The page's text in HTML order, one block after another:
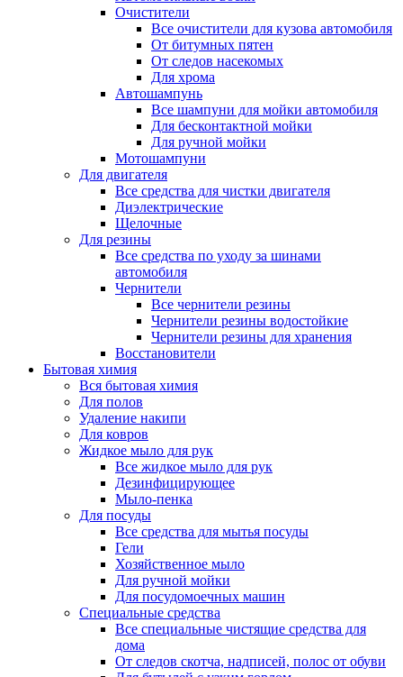
Очистители
Все очистители для кузова автомобиля
От битумных пятен
От следов насекомых
Для хрома
Автошампунь
Все шампуни для мойки автомобиля
Для бесконтактной мойки
Для ручной мойки
Мотошампуни
Для двигателя
Все средства для чистки двигателя
Диэлектрические
Щелочные
Для резины
Все средства по уходу за шинами
автомобиля
Чернители
Все чернители резины
Чернители резины водостойкие
Чернители резины для хранения
Восстановители
Бытовая химия
Вся бытовая химия
Для полов
Удаление накипи
Для ковров
Жидкое мыло для рук
Все жидкое мыло для рук
Дезинфицирующее
Мыло-пенка
Для посуды
Все средства для мытья посуды
Гели
Хозяйственное мыло
Для ручной мойки
Для посудомоечных машин
Специальные средства
Все специальные чистящие средства для
дома
От следов скотча, надписей, полос от обуви